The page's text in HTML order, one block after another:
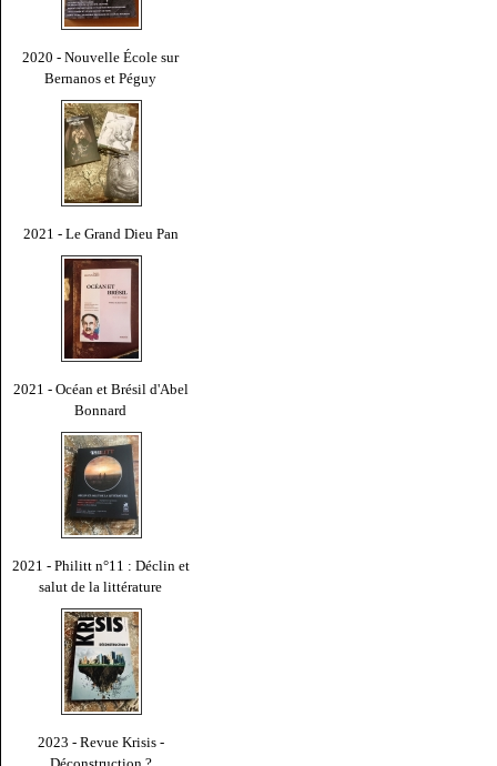
2020 - Nouvelle École sur
Bernanos et Péguy
2021 - Le Grand Dieu Pan
2021 - Océan et Brésil d'Abel
Bonnard
2021 - Philitt n°11 : Déclin et
salut de la littérature
2023 - Revue Krisis -